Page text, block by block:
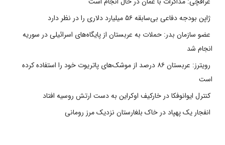
ژاپن بودجه دفاعی بی‌سابقه ۵۶ میلیارد دلاری را در نظر دارد
عضو سازمان بدر: حملات به عربستان از پایگاه‌های اسرائیلی در سوریه
انجام شد
رویترز: عربستان ۸۶ درصد از موشک‌های پاتریوت خود را استفاده کرده
است
کنترل ایوانوفکا در خارکیف اوکراین به دست ارتش روسیه افتاد
انفجار یک پهپاد در خاک بلغارستان نزدیک مرز رومانی